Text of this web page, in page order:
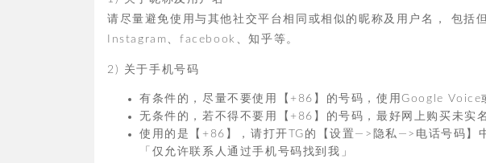
请尽量避免使用与其他社交平台相同或相似的昵称及用户名， 包括
Instagram、facebook、知乎等。
2) 关于手机号码
有条件的，尽量不要使用【+86】的号码，使用Google Voice
无条件的，若不得不要用【+86】的号码，最好网上购买未实
使用的是【+86】，请打开TG的【设置—>隐私—>电话号码】
「仅允许联系人通过手机号码找到我」